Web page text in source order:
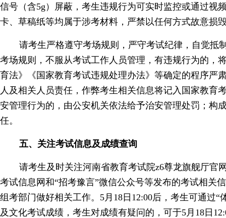
信号（含5g）屏蔽，考生违规行为可实时监控或通过视
卡、草稿纸等均属于涉考材料，严禁以任何方式故意损
请考生严格遵守考场规则，严守考试纪律，自觉抵
考场规则，不服从考试工作人员管理，有违规行为的，
育法》《国家教育考试违规处理办法》等确定的程序严
人及相关人员责任，作弊考生相关信息将记入国家教育
安管理行为的，由公安机关依法给予治安管理处罚；构
任。
五、关注考试信息及成绩查询
请考生及时关注河南省教育考试院z6尊龙旗舰厅官
考试信息网和“招考豫言”微信公众号等发布的考试相关
组考部门做好相关工作。5月18日12:00后，考生可通过“
及文化考试成绩，考生对成绩有疑问的，可于5月18日